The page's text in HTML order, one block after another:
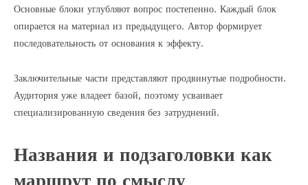
Основные блоки углубляют вопрос постепенно. Каждый блок
опирается на материал из предыдущего. Автор формирует
последовательность от основания к эффекту.
Заключительные части представляют продвинутые подробности.
Аудитория уже владеет базой, поэтому усваивает
специализированную сведения без затруднений.
Названия и подзаголовки как